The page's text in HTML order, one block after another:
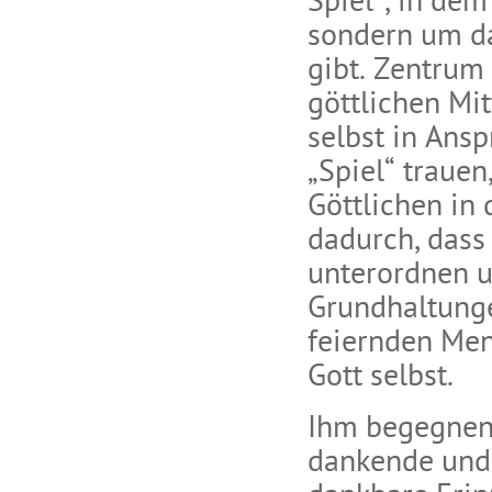
sondern um
gibt.
göttlichen
selbst in
„Spiel“
Göttlichen in
dadurch,
unterordnen
feiernden
Gott selbst.
Ihm
dankende